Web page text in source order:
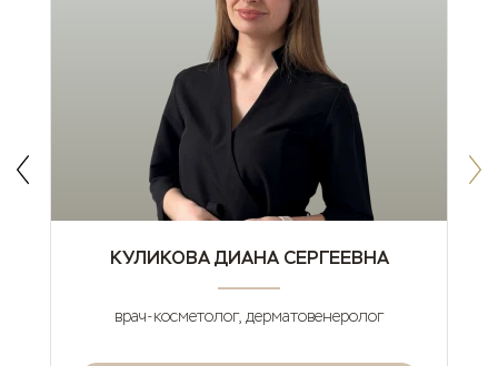
КУЛИКОВА ДИАНА СЕРГЕЕВНА
врач-косметолог, дерматовенеролог